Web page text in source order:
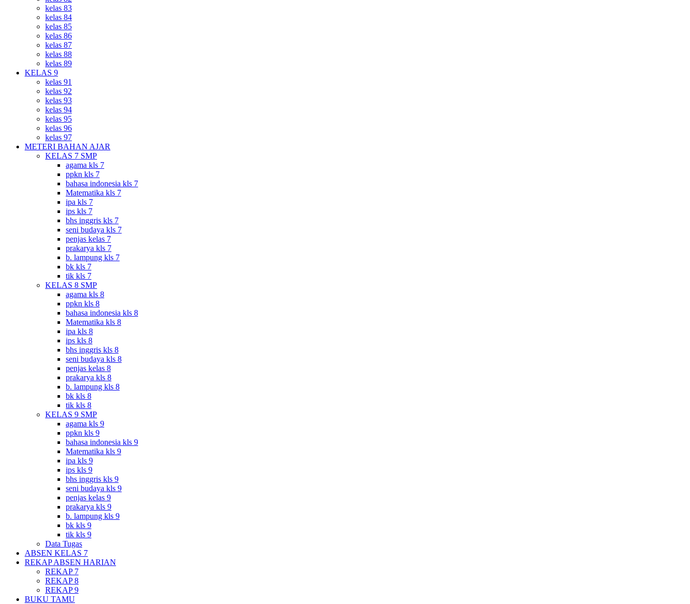
kelas 83
kelas 84
kelas 85
kelas 86
kelas 87
kelas 88
kelas 89
KELAS 9
kelas 91
kelas 92
kelas 93
kelas 94
kelas 95
kelas 96
kelas 97
METERI BAHAN AJAR
KELAS 7 SMP
agama kls 7
ppkn kls 7
bahasa indonesia kls 7
Matematika kls 7
ipa kls 7
ips kls 7
bhs inggris kls 7
seni budaya kls 7
penjas kelas 7
prakarya kls 7
b. lampung kls 7
bk kls 7
tik kls 7
KELAS 8 SMP
agama kls 8
ppkn kls 8
bahasa indonesia kls 8
Matematika kls 8
ipa kls 8
ips kls 8
bhs inggris kls 8
seni budaya kls 8
penjas kelas 8
prakarya kls 8
b. lampung kls 8
bk kls 8
tik kls 8
KELAS 9 SMP
agama kls 9
ppkn kls 9
bahasa indonesia kls 9
Matematika kls 9
ipa kls 9
ips kls 9
bhs inggris kls 9
seni budaya kls 9
penjas kelas 9
prakarya kls 9
b. lampung kls 9
bk kls 9
tik kls 9
Data Tugas
ABSEN KELAS 7
REKAP ABSEN HARIAN
REKAP 7
REKAP 8
REKAP 9
BUKU TAMU